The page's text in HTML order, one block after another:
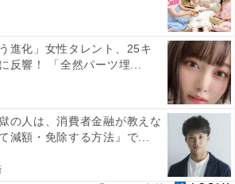
進化」女性タレント、25キ
反響！ 「全然パーツ埋...
の人は、消費者金融が教えな
減額・免除する方法』で...